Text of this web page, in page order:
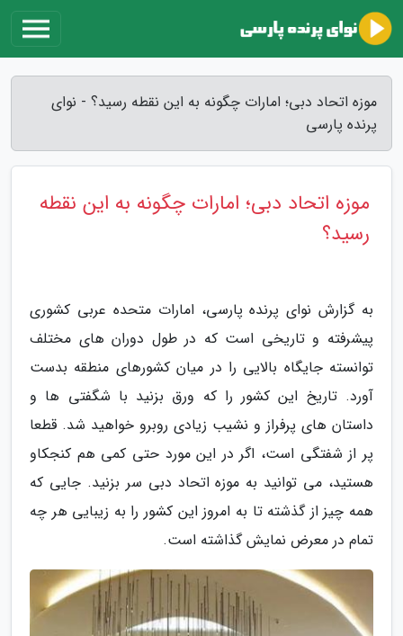
موزه اتحاد دبی؛ امارات چگونه به این نقطه رسید؟ - نوای
پرنده پارسی
موزه اتحاد دبی؛ امارات چگونه به این نقطه
رسید؟
به گزارش نوای پرنده پارسی، امارات متحده عربی کشوری
پیشرفته و تاریخی است که در طول دوران های مختلف
توانسته جایگاه بالایی را در میان کشورهای منطقه بدست
آورد. تاریخ این کشور را که ورق بزنید با شگفتی ها و
داستان های پرفراز و نشیب زیادی روبرو خواهید شد. قطعا
پر از شفتگی است، اگر در این مورد حتی کمی هم کنجکاو
هستید، می توانید به موزه اتحاد دبی سر بزنید. جایی که
همه چیز از گذشته تا به امروز این کشور را به زیبایی هر چه
تمام در معرض نمایش گذاشته است.